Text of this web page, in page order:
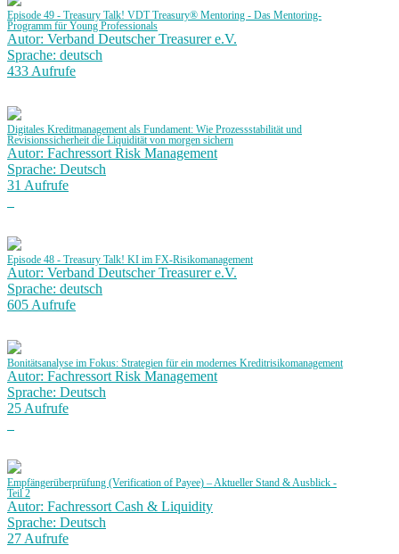
Episode 49 - Treasury Talk! VDT Treasury® Mentoring - Das Mentoring-
Programm für Young Professionals
Autor: Verband Deutscher Treasurer e.V.
Sprache: deutsch
433 Aufrufe
Digitales Kreditmanagement als Fundament: Wie Prozessstabilität und
Revisionssicherheit die Liquidität von morgen sichern
Autor: Fachressort Risk Management
Sprache: Deutsch
31 Aufrufe
Episode 48 - Treasury Talk! KI im FX-Risikomanagement
Autor: Verband Deutscher Treasurer e.V.
Sprache: deutsch
605 Aufrufe
Bonitätsanalyse im Fokus: Strategien für ein modernes Kreditrisikomanagement
Autor: Fachressort Risk Management
Sprache: Deutsch
25 Aufrufe
Empfängerüberprüfung (Verification of Payee) – Aktueller Stand & Ausblick -
Teil 2
Autor: Fachressort Cash & Liquidity
Sprache: Deutsch
27 Aufrufe